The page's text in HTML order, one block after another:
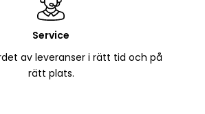
Service
av leveranser i rätt tid och på
rätt plats.